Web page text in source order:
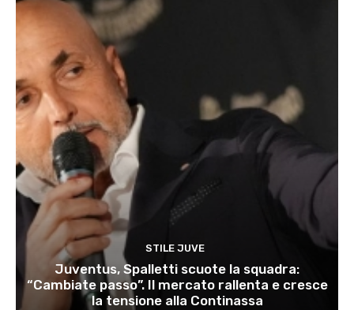
STILE JUVE
Juventus, Spalletti scuote la squadra:
“Cambiate passo”. Il mercato rallenta e cresce
la tensione alla Continassa